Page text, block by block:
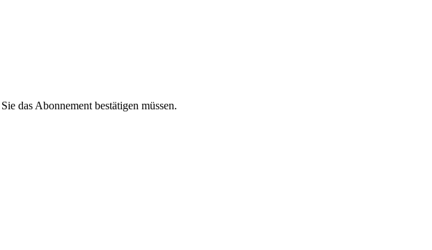
das Abonnement bestätigen müssen.